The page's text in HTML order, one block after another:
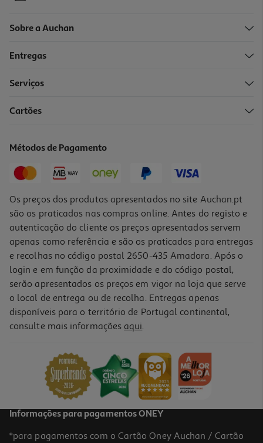
Brinquedo Para Gato Kong Rato Catnip
Sobre a Auchan
Entregas
Serviços
Cartões
Métodos de Pagamento
Os preços dos produtos apresentados no site Auchan.pt
são os praticados nas compras online. Antes do registo e
autenticação do cliente os preços apresentados servem
apenas como referência e são os praticados para entregas
e recolhas no código postal 2650-435 Amadora. Após o
login e em função da proximidade e do código postal,
serão apresentados os preços em vigor na loja que serve
o local de entrega ou de recolha. Entregas apenas
disponíveis para o território de Portugal continental,
consulte mais informações aqui.
Informações para pagamentos ONEY
*para pagamentos com o Cartão Oney Auchan / Cartão